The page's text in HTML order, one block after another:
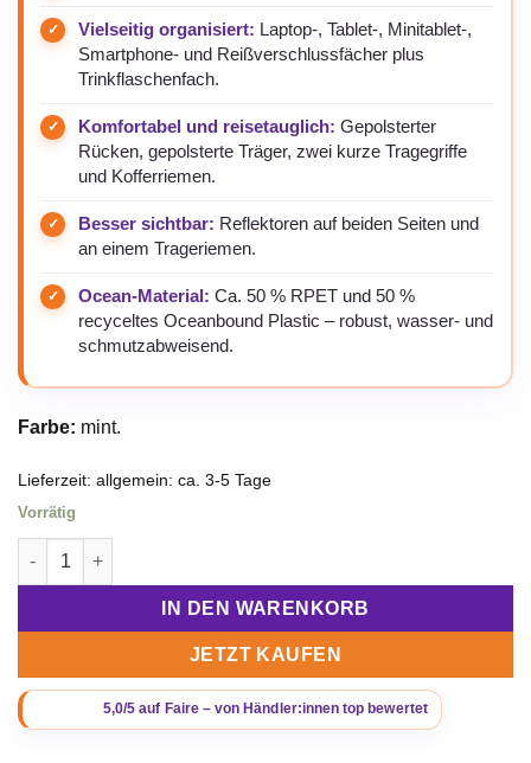
Vielseitig organisiert: Laptop-, Tablet-, Minitablet-,
Smartphone- und Reißverschlussfächer plus
Trinkflaschenfach.
Komfortabel und reisetauglich: Gepolsterter
Rücken, gepolsterte Träger, zwei kurze Tragegriffe
und Kofferriemen.
Besser sichtbar: Reflektoren auf beiden Seiten und
an einem Trageriemen.
Ocean-Material: Ca. 50 % RPET und 50 %
recyceltes Oceanbound Plastic – robust, wasser- und
schmutzabweisend.
Farbe: mint.
Lieferzeit: allgemein: ca. 3-5 Tage
Vorrätig
Beadbags Ocean Rucksack Pazifik mint Menge
IN DEN WARENKORB
JETZT KAUFEN